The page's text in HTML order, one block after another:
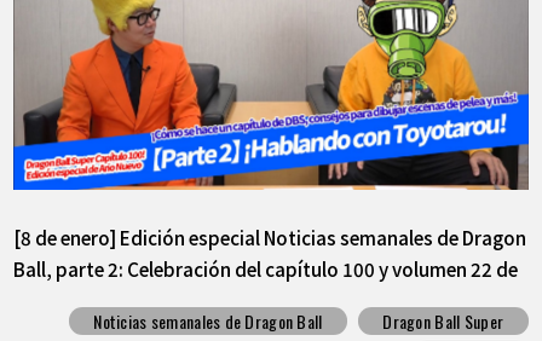
[8 de enero] Edición especial Noticias semanales de Dragon
Ball, parte 2: Celebración del capítulo 100 y volumen 22 de
Noticias semanales de Dragon Ball
Dragon Ball Super